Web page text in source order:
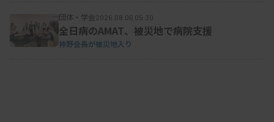
団体・学会2026.08.06 05:30
全日病のAMAT、被災地で病院支援
神野会長が被災地入り